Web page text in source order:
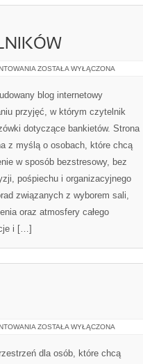
HISTORIE
CZYTELNIKÓW
ZOSTAŁA WYŁĄCZONA
blog internetowy
przyjęć, w którym czytelnik
dotyczące bankietów. Strona
z myślą o osobach, które chcą
w sposób bezstresowy, bez
pośpiechu i organizacyjnego
związanych z wyborem sali,
oraz atmosfery całego
i […]
ZIOŁA
ZOSTAŁA WYŁĄCZONA
dla osób, które chcą